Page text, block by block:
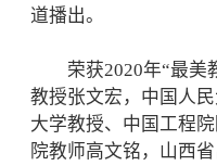
道播出。
荣获2020年“最美
教授张文宏，中国人
大学教授、中国工程
院教师高文铭，山西